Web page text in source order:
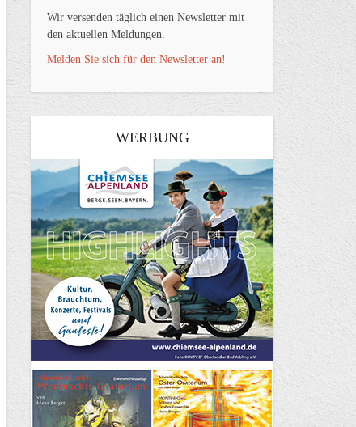
Wir versenden täglich einen Newsletter mit
den aktuellen Meldungen.
Melden Sie sich für den Newsletter an!
WERBUNG